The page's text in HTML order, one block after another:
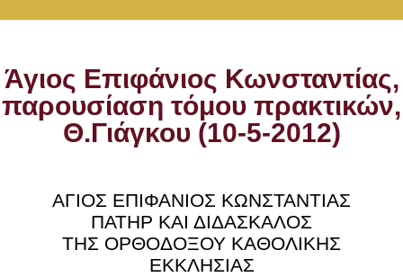
Άγιος Επιφάνιος Κωνσταντίας,
παρουσίαση τόμου πρακτικών,
Θ.Γιάγκου (10-5-2012)
ΑΓΙΟΣ ΕΠΙΦΑΝΙΟΣ ΚΩΝΣΤΑΝΤΙΑΣ
ΠΑΤΗΡ ΚΑΙ ΔΙΔΑΣΚΑΛΟΣ
ΤΗΣ ΟΡΘΟΔΟΞΟΥ ΚΑΘΟΛΙΚΗΣ
ΕΚΚΛΗΣΙΑΣ